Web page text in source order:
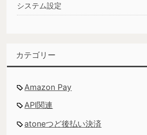
システム設定
カテゴリー
Amazon Pay
API関連
atoneつど後払い決済